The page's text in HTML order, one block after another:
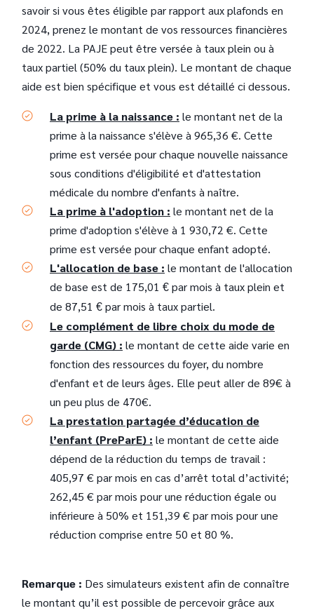
savoir si vous êtes éligible par rapport aux plafonds en
2024, prenez le montant de vos ressources financières
de 2022. La PAJE peut être versée à taux plein ou à
taux partiel (50% du taux plein). Le montant de chaque
aide est bien spécifique et vous est détaillé ci dessous.
La prime à la naissance : le montant net de la
prime à la naissance s'élève à 965,36 €. Cette
prime est versée pour chaque nouvelle naissance
sous conditions d'éligibilité et d'attestation
médicale du nombre d'enfants à naître.
La prime à l'adoption : le montant net de la
prime d'adoption s'élève à 1 930,72 €. Cette
prime est versée pour chaque enfant adopté.
L'allocation de base : le montant de l'allocation
de base est de 175,01 € par mois à taux plein et
de 87,51 € par mois à taux partiel.
Le complément de libre choix du mode de
garde (CMG) : le montant de cette aide varie en
fonction des ressources du foyer, du nombre
d'enfant et de leurs âges. Elle peut aller de 89€ à
un peu plus de 470€.
La prestation partagée d’éducation de
l’enfant (PreParE) : le montant de cette aide
dépend de la réduction du temps de travail :
405,97 € par mois en cas d’arrêt total d’activité;
262,45 € par mois pour une réduction égale ou
inférieure à 50% et 151,39 € par mois pour une
réduction comprise entre 50 et 80 %.
Remarque : Des simulateurs existent afin de connaître
le montant qu’il est possible de percevoir grâce aux